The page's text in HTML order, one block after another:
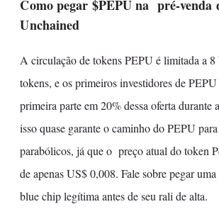
Como pegar $PEPU na pré-venda
Unchained
A circulação de tokens PEPU é limitada a 8
tokens, e os primeiros investidores de PEPU
primeira parte em 20% dessa oferta durante
isso quase garante o caminho do PEPU
parabólicos, já que o preço atual do token
de apenas US$ 0,008. Fale sobre pegar
blue chip legítima antes de seu rali de alta.